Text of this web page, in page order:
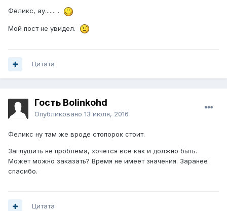
Феликс, ау....... .
Мой пост не увидел.
Цитата
Гость Bolinkohd
Опубликовано 13 июля, 2016
Феликс ну там же вроде стопорок стоит.
Заглушить не проблема, хочется все как и должно быть.
Может можно заказать? Время не имеет значения. Заранее
спасибо.
Цитата